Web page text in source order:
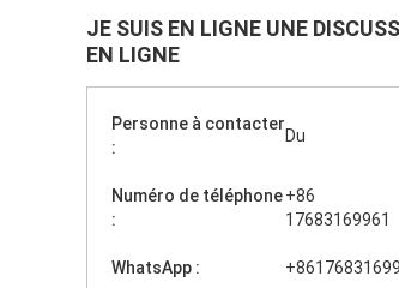
JE SUIS EN LIGNE UNE
EN LIGNE
Personne à contacter
:
Du
Numéro de téléphone
:
+86
17683169961
WhatsApp :